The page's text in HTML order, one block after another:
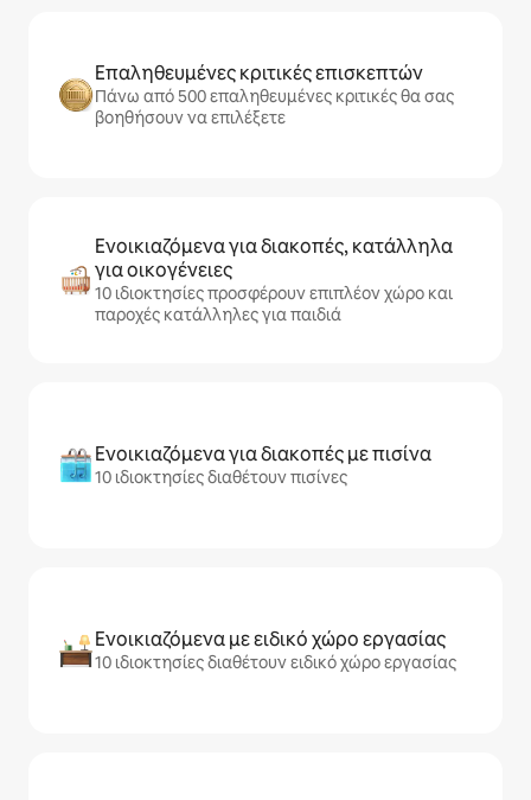
Επαληθευμένες κριτικές επισκεπτών
Πάνω από 500 επαληθευμένες κριτικές θα σας
βοηθήσουν να επιλέξετε
Ενοικιαζόμενα για διακοπές, κατάλληλα
για οικογένειες
10 ιδιοκτησίες προσφέρουν επιπλέον χώρο και
παροχές κατάλληλες για παιδιά
Ενοικιαζόμενα για διακοπές με πισίνα
10 ιδιοκτησίες διαθέτουν πισίνες
Ενοικιαζόμενα με ειδικό χώρο εργασίας
10 ιδιοκτησίες διαθέτουν ειδικό χώρο εργασίας